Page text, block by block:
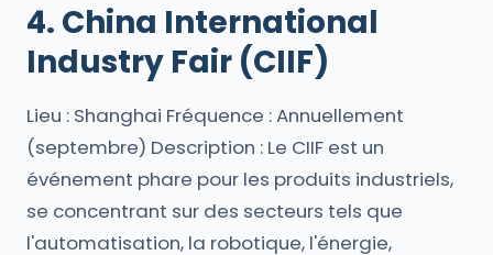
4. China International
Industry Fair (CIIF)
Lieu : Shanghai Fréquence : Annuellement
(septembre) Description : Le CIIF est un
événement phare pour les produits industriels,
se concentrant sur des secteurs tels que
l'automatisation, la robotique, l'énergie,